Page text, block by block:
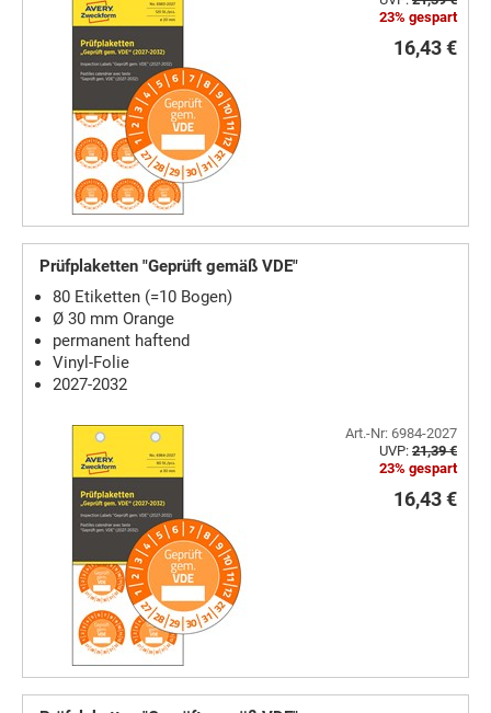
23% gespart
16,43 €
Prüfplaketten "Geprüft gemäß VDE"
80 Etiketten (=10 Bogen)
Ø 30 mm Orange
permanent haftend
Vinyl-Folie
2027-2032
Art.-Nr: 6984-2027
UVP: 21,39 €
23% gespart
16,43 €